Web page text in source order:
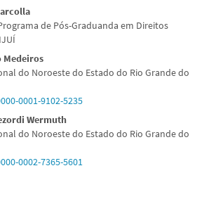
de Pós-Graduanda em Direitos
Medeiros
do Noroeste do Estado do Rio Grande do
0001-9102-5235
Wermuth
do Noroeste do Estado do Rio Grande do
0002-7365-5601